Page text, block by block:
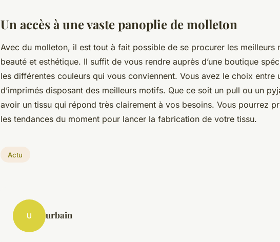
Un accès à une vaste panoplie de molleton
Avec du molleton, il est tout à fait possible de se procurer les meilleurs
beauté et esthétique. Il suffit de vous rendre auprès d’une boutique
les différentes couleurs qui vous conviennent. Vous avez le choix entre
d’imprimés disposant des meilleurs motifs. Que ce soit un pull ou un
avoir un tissu qui répond très clairement à vos besoins. Vous pourrez
les tendances du moment pour lancer la fabrication de votre tissu.
Actu
U urbain